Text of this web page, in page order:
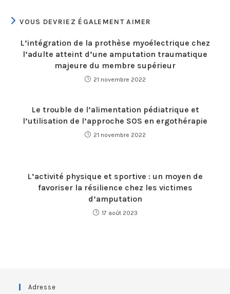
VOUS DEVRIEZ ÉGALEMENT AIMER
L’intégration de la prothèse myoélectrique chez
l’adulte atteint d’une amputation traumatique
majeure du membre supérieur
21 novembre 2022
Le trouble de l’alimentation pédiatrique et
l’utilisation de l’approche SOS en ergothérapie
21 novembre 2022
L’activité physique et sportive : un moyen de
favoriser la résilience chez les victimes
d’amputation
17 août 2023
Adresse